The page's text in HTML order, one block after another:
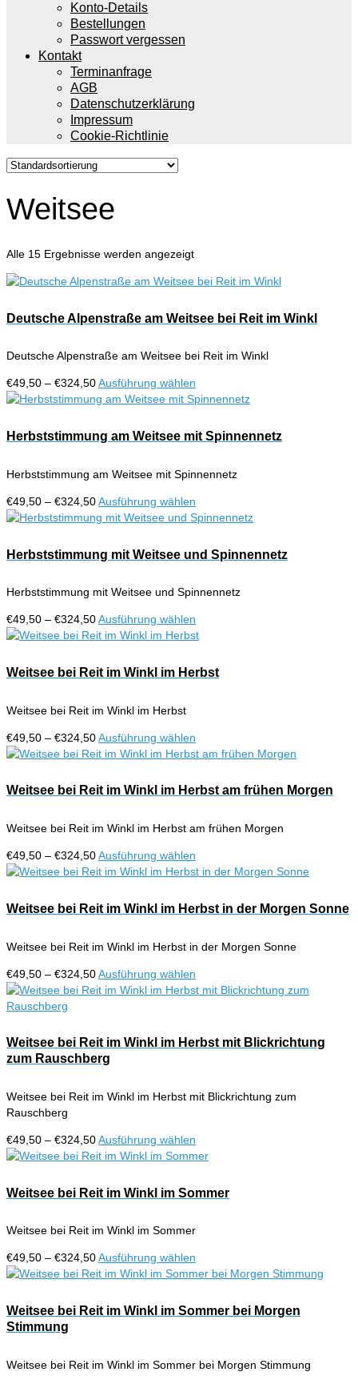
Konto-Details
Bestellungen
Passwort vergessen
Kontakt
Terminanfrage
AGB
Datenschutzerklärung
Impressum
Cookie-Richtlinie
Weitsee
Alle 15 Ergebnisse werden angezeigt
Deutsche Alpenstraße am Weitsee bei Reit im Winkl
Deutsche Alpenstraße am Weitsee bei Reit im Winkl
€49,50 – €324,50Preisspanne:
€49,50
€324,50
Ausführung wählen
Produkt
mehrere
Varianten
Die
können
auf
Produktseite
werden
Herbststimmung am Weitsee mit Spinnennetz
Herbststimmung am Weitsee mit Spinnennetz
€49,50 – €324,50Preisspanne:
€49,50
€324,50
Ausführung wählen
Produkt
mehrere
Varianten
Die
können
auf
Produktseite
Herbststimmung mit Weitsee und Spinnennetz
Herbststimmung mit Weitsee und Spinnennetz
€49,50 – €324,50Preisspanne:
€49,50
€324,50
Ausführung wählen
Produkt
mehrere
Varianten
können
auf
Produktseite
werden
Weitsee bei Reit im Winkl im Herbst
Weitsee bei Reit im Winkl im Herbst
€49,50 – €324,50Preisspanne:
€49,50
€324,50
Ausführung wählen
Produkt
mehrere
Die
können
auf
Produktseite
werden
Weitsee bei Reit im Winkl im Herbst am frühen Morgen
Weitsee bei Reit im Winkl im Herbst am frühen Morgen
€49,50 – €324,50Preisspanne:
€49,50
€324,50
Ausführung wählen
Produkt
mehrere
Varianten
Die
können
auf
gewählt
Weitsee bei Reit im Winkl im Herbst in der Morgen Sonne
Weitsee bei Reit im Winkl im Herbst in der Morgen Sonne
€49,50 – €324,50Preisspanne:
€49,50
Ausführung wählen
Produkt
Varianten
auf.
können
Produktseite
gewählt
Weitsee bei Reit im Winkl im Herbst mit Blickrichtung
zum Rauschberg
Weitsee bei Reit im Winkl im Herbst mit Blickrichtung zum
Rauschberg
€49,50 – €324,50Preisspanne:
€49,50
€324,50
Ausführung wählen
Produkt
Varianten
können
auf
Produktseite
Weitsee bei Reit im Winkl im Sommer
Weitsee bei Reit im Winkl im Sommer
€49,50 – €324,50Preisspanne:
€49,50
€324,50
Ausführung wählen
Produkt
mehrere
Varianten
Optionen
Weitsee bei Reit im Winkl im Sommer bei Morgen
Stimmung
Weitsee bei Reit im Winkl im Sommer bei Morgen Stimmung